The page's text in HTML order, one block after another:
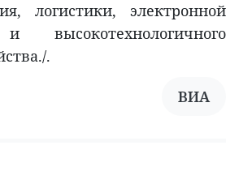
логистики, электронной
высокотехнологичного
.
ВИА